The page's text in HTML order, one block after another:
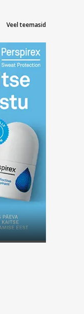
Veel teemasid